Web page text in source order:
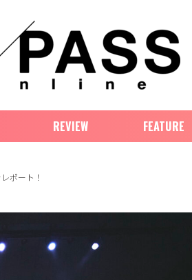
REVIEW FEATURE
ポート！